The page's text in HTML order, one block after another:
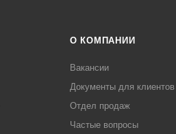
О КОМПАНИИ
Вакансии
Документы для клиентов
Отдел продаж
Частые вопросы